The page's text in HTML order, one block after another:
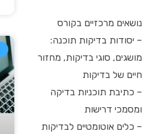
נושאים מרכזיים בקורס
– יסודות בדיקות תוכנה:
מושגים, סוגי בדיקות, מחזור
חיים של בדיקות
– כתיבת תוכניות בדיקה
ומסמכי דרישות
– כלים אוטומטיים לבדיקות